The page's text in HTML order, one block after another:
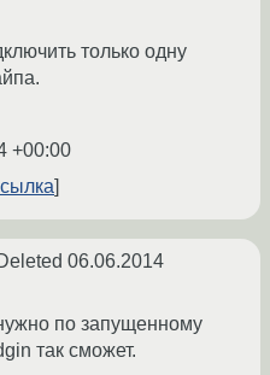
только одну
+00:00
06.06.2014
по запущенному
так сможет.